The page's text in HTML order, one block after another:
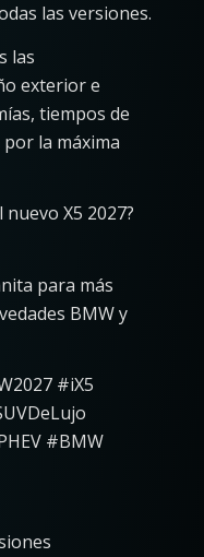
las versiones.
las
exterior e
tiempos de
la máxima
X5 2027?
para más
BMW y
#iX5
#BMW